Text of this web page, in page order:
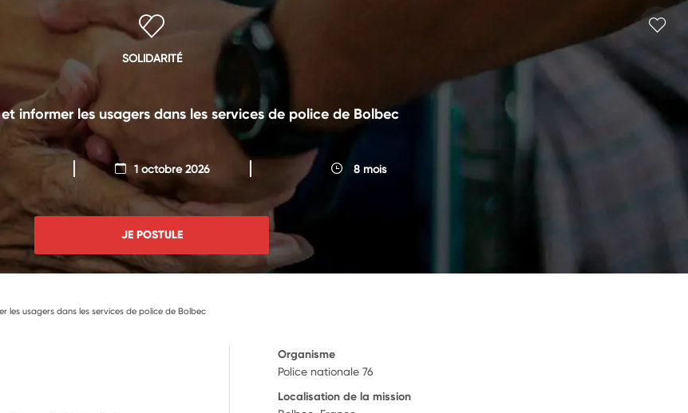
SOLIDARITÉ
informer les usagers dans les services de police de Bolbec
1 octobre 2026 8 mois
JE POSTULE
les usagers dans les services de police de Bolbec
Organisme
Police nationale 76
Localisation de la mission